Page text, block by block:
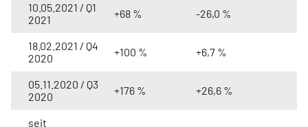
10.05.2021 / Q1
2021
+68 % -26,0 %
18.02.2021 / Q4
2020
+100 % +6,7 %
05.11.2020 / Q3
2020
+176 % +26,6 %
seit